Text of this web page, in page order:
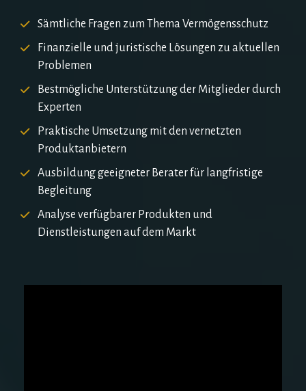
Sämtliche Fragen zum Thema Vermögensschutz
Finanzielle und juristische Lösungen zu aktuellen
Problemen
Bestmögliche Unterstützung der Mitglieder durch
Experten
Praktische Umsetzung mit den vernetzten
Produktanbietern
Ausbildung geeigneter Berater für langfristige
Begleitung
Analyse verfügbarer Produkten und
Dienstleistungen auf dem Markt